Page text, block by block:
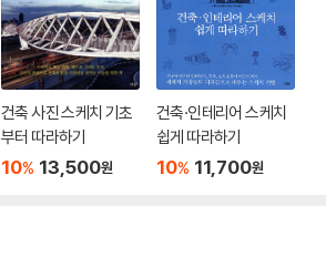
건축 사진 스케치 기초
부터 따라하기
10% 13,500원
건축·인테리어 스케치
쉽게 따라하기
10% 11,700원